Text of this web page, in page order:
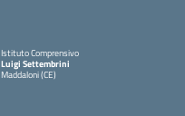
Istituto Comprensivo
Luigi Settembrini
Maddaloni (CE)